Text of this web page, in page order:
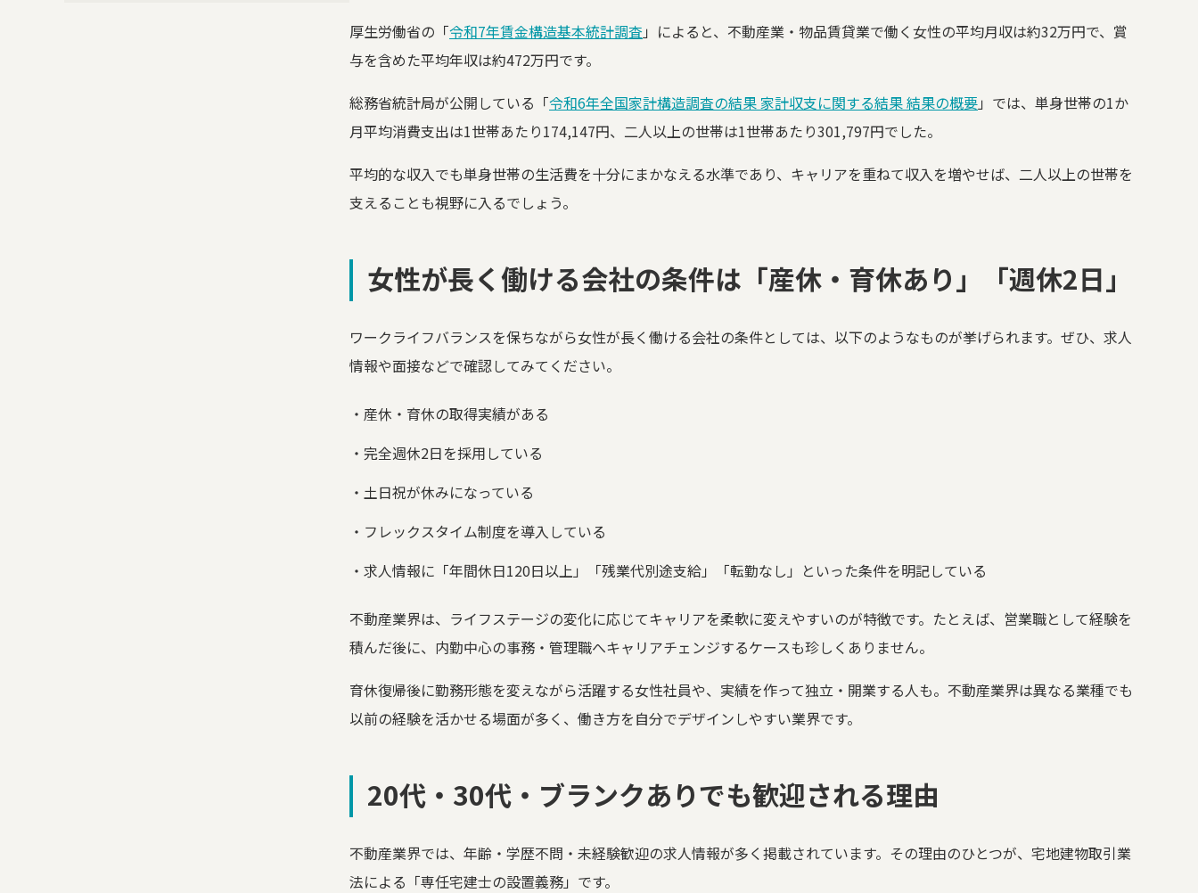
厚生労働省の「令和7年賃金構造基本統計調査」によると、不動産業・物品賃貸業で働く女性の平均月収は約32万円で、賞
与を含めた平均年収は約472万円です。
総務省統計局が公開している「令和6年全国家計構造調査の結果 家計収支に関する結果 結果の概要」では、単身世帯の1か
月平均消費支出は1世帯あたり174,147円、二人以上の世帯は1世帯あたり301,797円でした。
平均的な収入でも単身世帯の生活費を十分にまかなえる水準であり、キャリアを重ねて収入を増やせば、二人以上の世帯を
支えることも視野に入るでしょう。
女性が長く働ける会社の条件は「産休・育休あり」「週休2日」
ワークライフバランスを保ちながら女性が長く働ける会社の条件としては、以下のようなものが挙げられます。ぜひ、求人
情報や面接などで確認してみてください。
産休・育休の取得実績がある
完全週休2日を採用している
土日祝が休みになっている
フレックスタイム制度を導入している
求人情報に「年間休日120日以上」「残業代別途支給」「転勤なし」といった条件を明記している
不動産業界は、ライフステージの変化に応じてキャリアを柔軟に変えやすいのが特徴です。たとえば、営業職として経験を
積んだ後に、内勤中心の事務・管理職へキャリアチェンジするケースも珍しくありません。
育休復帰後に勤務形態を変えながら活躍する女性社員や、実績を作って独立・開業する人も。不動産業界は異なる業種でも
以前の経験を活かせる場面が多く、働き方を自分でデザインしやすい業界です。
20代・30代・ブランクありでも歓迎される理由
不動産業界では、年齢・学歴不問・未経験歓迎の求人情報が多く掲載されています。その理由のひとつが、宅地建物取引業
法による「専任宅建士の設置義務」です。